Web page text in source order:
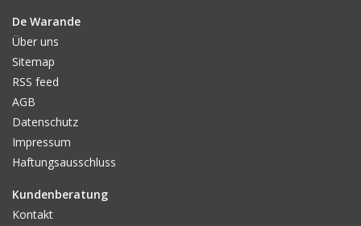
De Warande
Über uns
Sitemap
RSS feed
AGB
Datenschutz
Impressum
Haftungsausschluss
Kundenberatung
Kontakt